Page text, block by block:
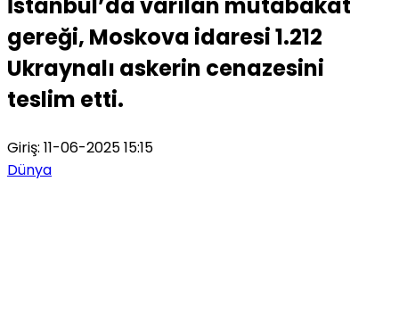
gereği, Moskova idaresi 1.212
Ukraynalı askerin cenazesini
teslim etti.
Giriş: 11-06-2025 15:15
Dünya